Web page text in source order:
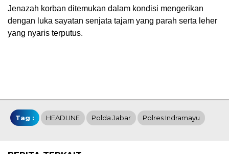
Jenazah korban ditemukan dalam kondisi mengerikan
dengan luka sayatan senjata tajam yang parah serta leher
yang nyaris terputus.
Tag : HEADLINE Polda Jabar Polres Indramayu